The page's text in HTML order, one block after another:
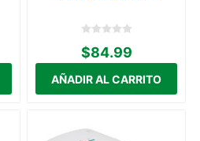
$84.99